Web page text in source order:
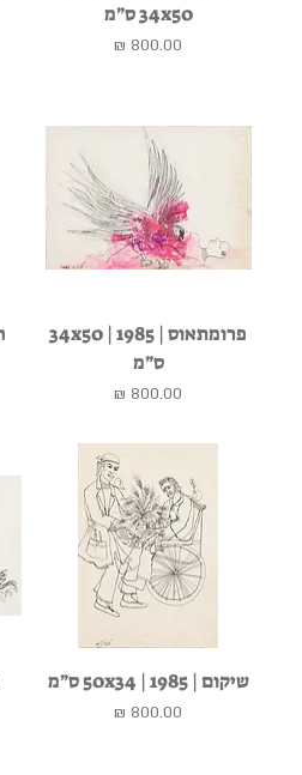
34x50 ס״מ
מחיר
פרומתאוס | 1985 | 34x50
ס״מ
מחיר
שיקום | 1985 | 50x34 ס״מ
מחיר